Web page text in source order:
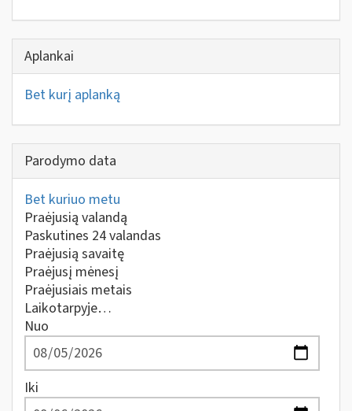
Aplankai
Bet kurį aplanką
Parodymo data
Bet kuriuo metu
Praėjusią valandą
Paskutines 24 valandas
Praėjusią savaitę
Praėjusį mėnesį
Praėjusiais metais
Laikotarpyje…
Nuo
Iki